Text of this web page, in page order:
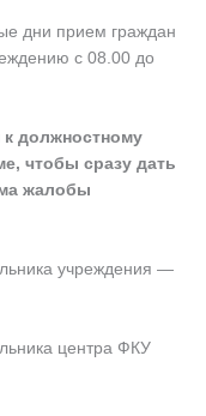
дни прием граждан
с 08.00 до
к должностному
чтобы сразу дать
жалобы
учреждения —
центра ФКУ